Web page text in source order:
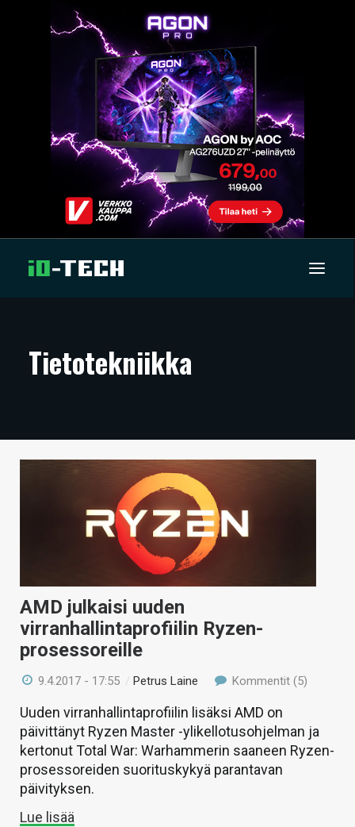
ARTIKKELIT
TECHBBS
HAKU
Tietotekniikka
AMD julkaisi uuden
virranhallintaprofiilin Ryzen-
prosessoreille
9.4.2017 - 17:55 /Petrus Laine Kommentit (5)
Uuden virranhallintaprofiilin lisäksi AMD on
päivittänyt Ryzen Master -ylikellotusohjelman ja
kertonut Total War: Warhammerin saaneen Ryzen-
prosessoreiden suorituskykyä parantavan
päivityksen.
Lue lisää